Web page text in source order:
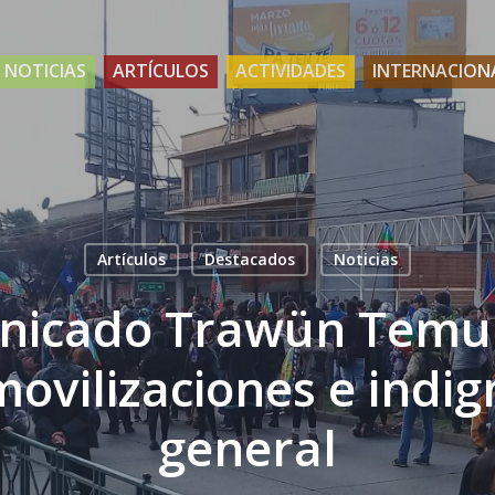
NOTICIAS ARTÍCULOS ACTIVIDADES
Artículos Destacados Noticias
Trawün
e
general